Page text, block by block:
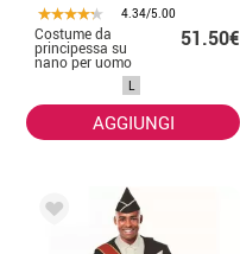
4.34/5.00
Costume da
principessa su
nano per uomo
51.50€
L
AGGIUNGI